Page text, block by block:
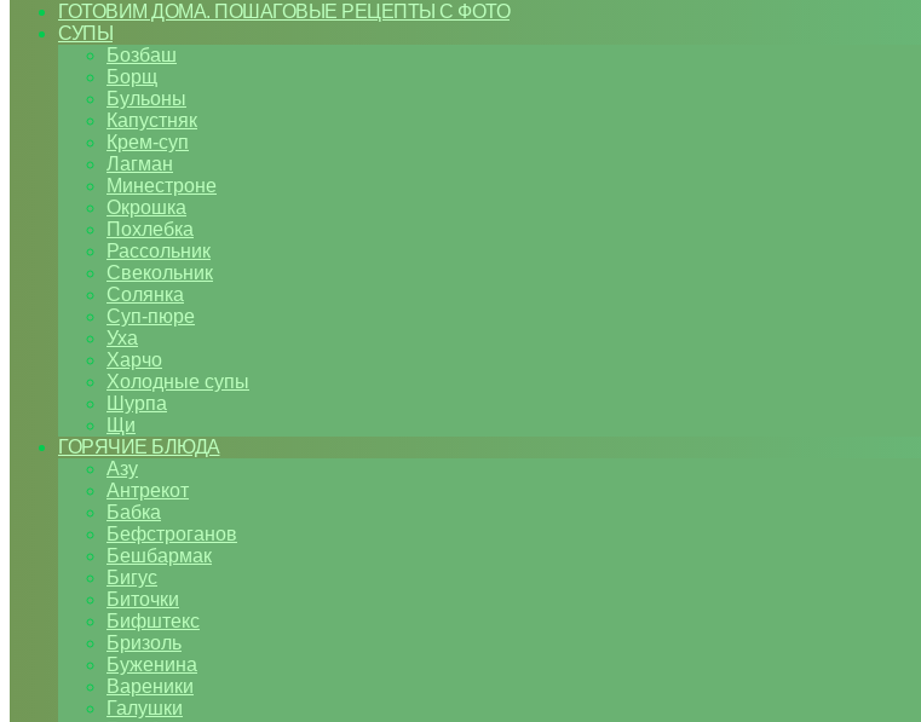
ГОТОВИМ ДОМА. ПОШАГОВЫЕ РЕЦЕПТЫ С ФОТО
СУПЫ
Бозбаш
Борщ
Бульоны
Капустняк
Крем-суп
Лагман
Минестроне
Окрошка
Похлебка
Рассольник
Свекольник
Солянка
Суп-пюре
Уха
Харчо
Холодные супы
Шурпа
Щи
ГОРЯЧИЕ БЛЮДА
Азу
Антрекот
Бабка
Бефстроганов
Бешбармак
Бигус
Биточки
Бифштекс
Бризоль
Буженина
Вареники
Галушки